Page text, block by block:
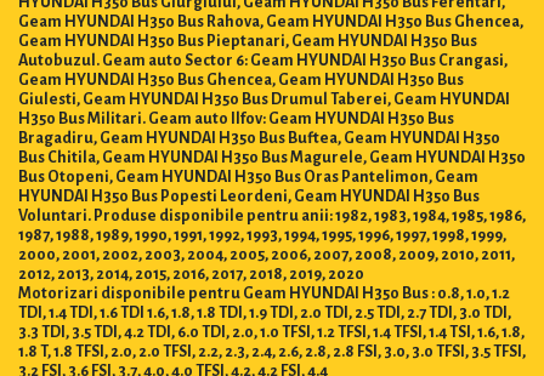
Geam HYUNDAI H350 Bus Rahova, Geam HYUNDAI H350 Bus Ghencea,
Geam HYUNDAI H350 Bus Pieptanari, Geam HYUNDAI H350 Bus
Autobuzul. Geam auto Sector 6: Geam HYUNDAI H350 Bus Crangasi,
Geam HYUNDAI H350 Bus Ghencea, Geam HYUNDAI H350 Bus
Giulesti, Geam HYUNDAI H350 Bus Drumul Taberei, Geam HYUNDAI
H350 Bus Militari. Geam auto Ilfov: Geam HYUNDAI H350 Bus
Bragadiru, Geam HYUNDAI H350 Bus Buftea, Geam HYUNDAI H350
Bus Chitila, Geam HYUNDAI H350 Bus Magurele, Geam HYUNDAI H350
Bus Otopeni, Geam HYUNDAI H350 Bus Oras Pantelimon, Geam
HYUNDAI H350 Bus Popesti Leordeni, Geam HYUNDAI H350 Bus
Voluntari. Produse disponibile pentru anii: 1982, 1983, 1984, 1985, 1986,
1987, 1988, 1989, 1990, 1991, 1992, 1993, 1994, 1995, 1996, 1997, 1998, 1999,
2000, 2001, 2002, 2003, 2004, 2005, 2006, 2007, 2008, 2009, 2010, 2011,
2012, 2013, 2014, 2015, 2016, 2017, 2018, 2019, 2020
Motorizari disponibile pentru Geam HYUNDAI H350 Bus : 0.8, 1.0, 1.2
TDI, 1.4 TDI, 1.6 TDI 1.6, 1.8, 1.8 TDI, 1.9 TDI, 2.0 TDI, 2.5 TDI, 2.7 TDI, 3.0 TDI,
3.3 TDI, 3.5 TDI, 4.2 TDI, 6.0 TDI, 2.0, 1.0 TFSI, 1.2 TFSI, 1.4 TFSI, 1.4 TSI, 1.6, 1.8,
1.8 T, 1.8 TFSI, 2.0, 2.0 TFSI, 2.2, 2.3, 2.4, 2.6, 2.8, 2.8 FSI, 3.0, 3.0 TFSI, 3.5 TFSI,
3.2 FSI, 3.6 FSI, 3.7, 4.0, 4.0 TFSI, 4.2, 4.2 FSI, 4.4